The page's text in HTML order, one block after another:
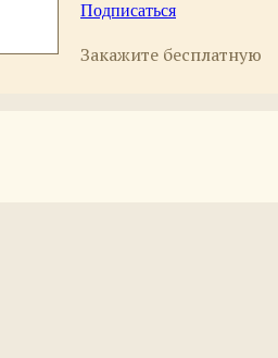
Подписаться
Закажите бесплатную